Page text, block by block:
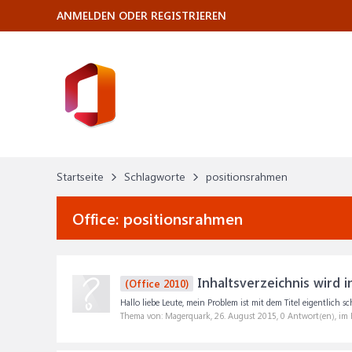
Startseite Schlagworte positionsrahmen
Office: positionsrahmen
(Office 2010) Inhaltsverzeichnis wird
Hallo liebe Leute, mein Problem ist mit dem Titel eigentlich
Thema von: Magerquark, 26. August 2015, 0 Antwort(en), im
ANMELDEN ODER REGISTRIEREN